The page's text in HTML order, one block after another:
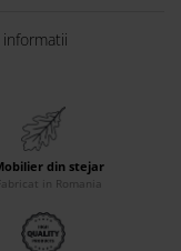
din stejar
in Romania